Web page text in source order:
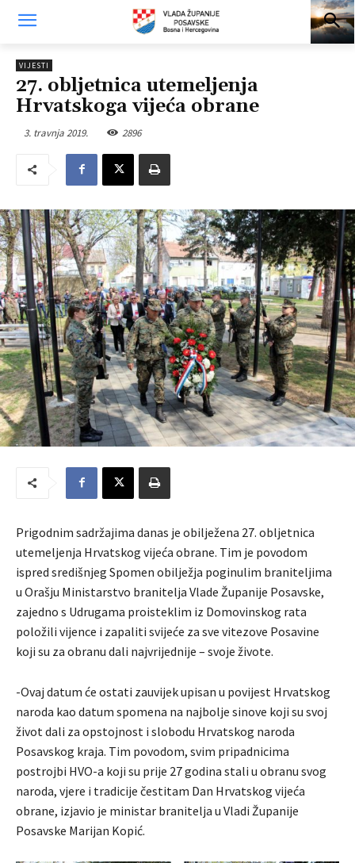
VIJESTI
27. obljetnica utemeljenja
Hrvatskoga vijeća obrane
3. travnja 2019. 2896
Prigodnim sadržajima danas je obilježena 27. obljetnica
utemeljenja Hrvatskog vijeća obrane. Tim je povodom
ispred središnjeg Spomen obilježja poginulim braniteljima
u Orašju Ministarstvo branitelja Vlade Županije Posavske,
zajedno s Udrugama proisteklim iz Domovinskog rata
položili vijence i zapaliti svijeće za sve vitezove Posavine
koji su za obranu dali najvrijednije – svoje živote.
-Ovaj datum će ostati zauvijek upisan u povijest Hrvatskog
naroda kao datum spomena na najbolje sinove koji su svoj
život dali za opstojnost i slobodu Hrvatskog naroda
Posavskog kraja. Tim povodom, svim pripadnicima
postrojbi HVO-a koji su prije 27 godina stali u obranu svog
naroda, vjere i tradicije čestitam Dan Hrvatskog vijeća
obrane, izjavio je ministar branitelja u Vladi Županije
Posavske Marijan Kopić.